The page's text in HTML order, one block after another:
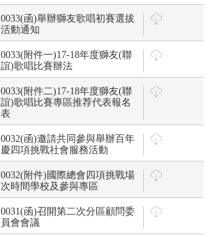
0033(函)舉辦獅友歌唱初賽選拔
活動通知
0033(附件一)17-18年度獅友(聯
誼)歌唱比賽辦法
0033(附件二)17-18年度獅友(聯
誼)歌唱比賽專區推荐代表報名
表
0032(函)邀請共同參與舉辦百年
慶四項挑戰社會服務活動
0032(附件)國際總會四項挑戰場
次時間學校及參與專區
0031(函)召開第二次分區顧問委
員會會議